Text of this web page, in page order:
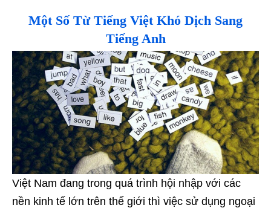
Một Số Từ Tiếng Việt Khó Dịch Sang
Tiếng Anh
Việt Nam đang trong quá trình hội nhập với các
nền kinh tế lớn trên thế giới thì việc sử dụng ngoại